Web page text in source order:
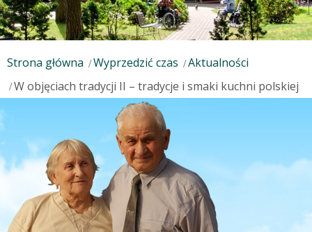
Strona główna Wyprzedzić czas
Aktualności
W objęciach tradycji II – tradycje i smaki kuchni polskiej